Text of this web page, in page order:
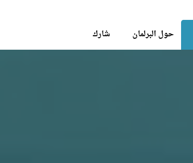
حول البرلمان شارك